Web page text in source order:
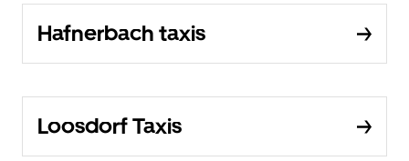
Hafnerbach taxis
Loosdorf Taxis